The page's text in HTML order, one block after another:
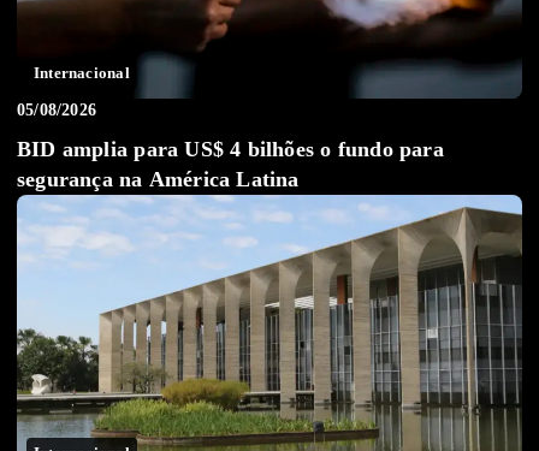
Internacional
05/08/2026
BID amplia para US$ 4 bilhões o fundo para
segurança na América Latina